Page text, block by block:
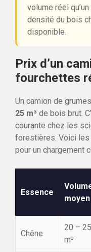
volume réel
densité du bois
disponible.
Prix d’un
fourchettes
Un camion de
25 m³ de bois brut.
courante chez les
forestières. Voici
pour un chargement
Essence
moyen
Chêne
20 – 25
m³